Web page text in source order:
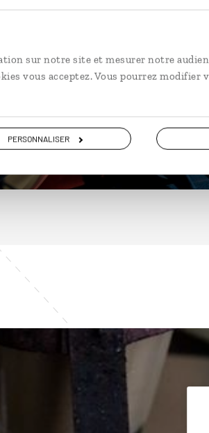
sur notre site et mesurer notre
vous acceptez. Vous pourrez modifier
PERSONNALISER
Inde